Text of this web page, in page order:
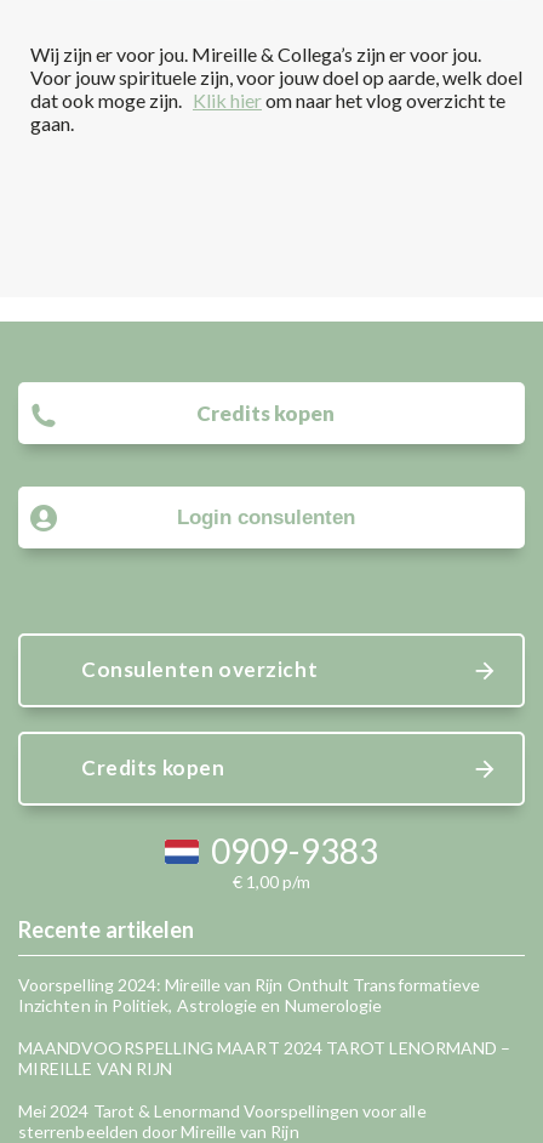
Wij zijn er voor jou. Mireille & Collega’s zijn er voor jou.
Voor jouw spirituele zijn, voor jouw doel op aarde, welk doel
dat ook moge zijn. Klik hierom naar het vlog overzicht te
gaan.
Credits kopen
Login consulenten
Consulenten overzicht
Credits kopen
0909-9383
€ 1,00 p/m
Recente artikelen
Voorspelling 2024: Mireille van Rijn Onthult Transformatieve
Inzichten in Politiek, Astrologie en Numerologie
MAANDVOORSPELLING MAART 2024 TAROT LENORMAND –
MIREILLE VAN RIJN
Mei 2024 Tarot & Lenormand Voorspellingen voor alle
sterrenbeelden door Mireille van Rijn